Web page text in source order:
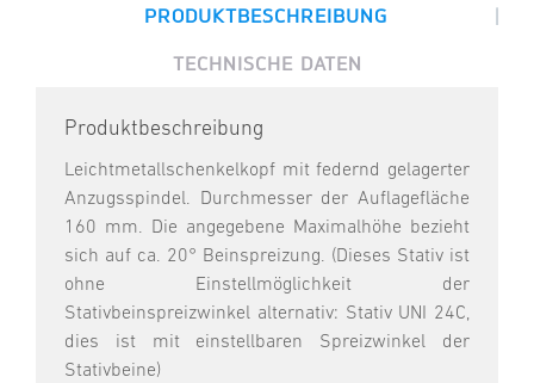
PRODUKTBESCHREIBUNG |
TECHNISCHE DATEN
Produktbeschreibung
Leichtmetallschenkelkopf mit federnd gelagerter
Anzugsspindel. Durchmesser der Auflagefläche
160 mm. Die angegebene Maximalhöhe bezieht
sich auf ca. 20° Beinspreizung. (Dieses Stativ ist
ohne Einstellmöglichkeit der
Stativbeinspreizwinkel alternativ: Stativ UNI 24C,
dies ist mit einstellbaren Spreizwinkel der
Stativbeine)